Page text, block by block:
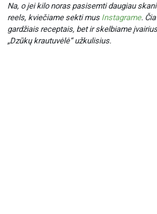
Na, o jei kilo noras pasisemti daugiau
reels, kviečiame sekti mus Instagrame.
gardžiais receptais, bet ir skelbiame
„Dzūkų krautuvėlė“ užkulisius.